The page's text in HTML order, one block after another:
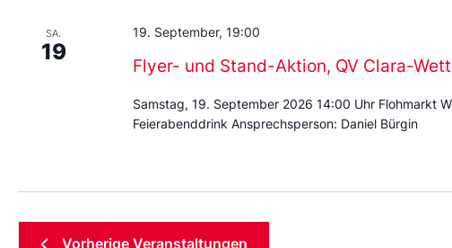
SA.
19
Flyer- und Stand-Aktion, QV Clara-
19. September, 19:00
Samstag, 19. September 2026 14:00 Uhr Flohmarkt
Feierabenddrink Ansprechsperson: Daniel Bürgin
Vorherige Veranstaltungen